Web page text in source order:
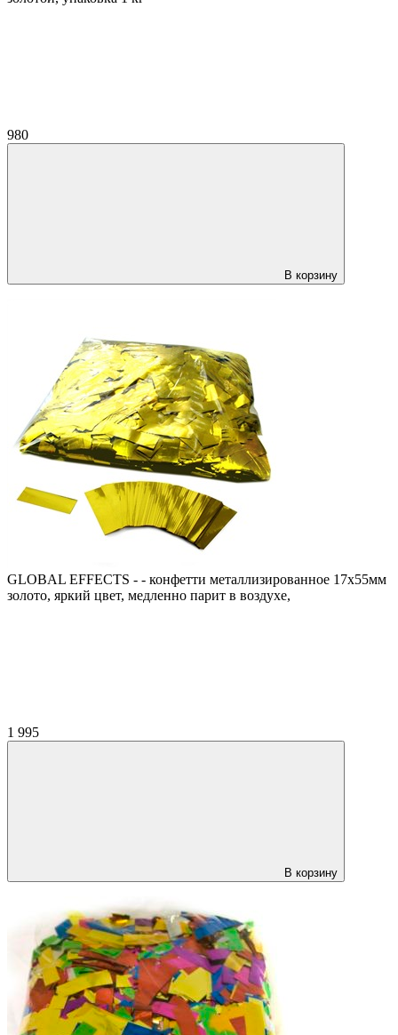
980
В корзину
GLOBAL EFFECTS - - конфетти металлизированное 17х55мм
золото, яркий цвет, медленно парит в воздухе,
1 995
В корзину